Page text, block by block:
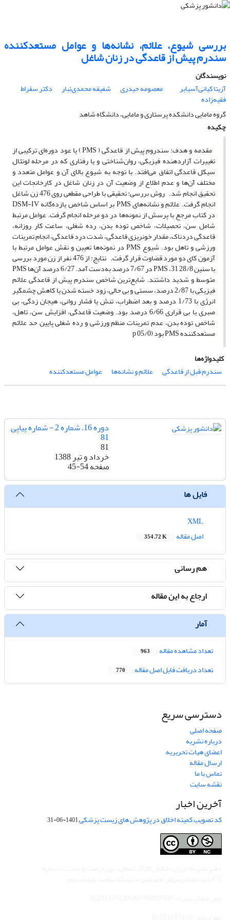
بررسی شیوع، علائم، نشانه‌ها و عوامل مستعد‌کننده
سندرم پیش از قاعدگی در زنان شاغل
نویسندگان
آزیتا کیانی‌آسیابر
معصومه حیدری شفیقه محمدی‌تبار دکتر سقراط
فقیه‌زاده
گروه مامایی دانشکده پرستاری و مامایی، دانشگاه شاهد
چکیده
مقدمه و هدف: سندروم پیش از قاعدگی ( PMS ) یا عود دوره‌ای ترکیبی از
تغییرات آزار‌دهنده فیزیکی، روان‌شناختی و یا رفتاری که در مرحله لوتئال
سیکل قاعدگی اتفاق می‌افتد. با توجه به شیوع بالای آن و عوامل متعدد و
مختلف آن‌ها و عدم اطلاع از وضعیت آن در زنان شاغل در کارخانجات این
تحقیق انجام شد. روش بررسی: تحقیقی با طراحی مقطعی روی 476 زن شاغل
انجام گرفت. علائم و نشانه‌های PMS بر اساس شاخص یازده‌گانه DSM-IV
در کتاب مرجع با پرسش از نمونه‌ها در دو مرحله انجام گرفت. عوامل مرتبط
شامل سن، تحصیلات، شاخص توده بدن، رده شغلی، ساعت کار روزانه،
قاعدگی دردناک، مقدار خونریزی قاعدگی، شدت درد قاعدگی، انجام تمرینات
ورزشی و تاهل بود. شیوع PMS در نمونه‌ها تعیین و نقش عوامل مرتبط با
آزمون کای دو مورد قضاوت قرار گرفت. نتایج: از 476 نفر از زن مورد بررسی
با سنین 28/8 31، PMS در 7/67 درصد به‌دست آمد. 6/27 درصد آن‌ها PMS
متوسط و شدید داشتند. شایع‌ترین شاخص سندرم پیش از قاعدگی علائم
فیزیکی با 2/87 درصد، سستی و بی حالی، زود خسته شدن یا کاهش چشمگیر
انرژی با 1/73 درصد و بعد اضطراب، تنش یا فشار روانی، هیجان زدگی، بی
صبری یا بی قراری 6/66 درصد بود. وضعیت قاعدگی، افزایش سن، تاهل،
شاخص توده بدن، عدم تمرینات منظم ورزشی و رده شغلی پایین حد علائم
مستعد‌کننده PMS بود (05/0 p
کلیدواژه‌ها
سندرم قبل از قاعدگی
علائم و نشانه‌ها عوامل مستعد‌کننده
دوره 16، شماره 2 - شماره پیاپی
81
81
خرداد و تیر 1388
صفحه45-54
فایل ها
اصل مقاله
354.72 K
هم رسانی
ارجاع به این مقاله
آمار
تعداد مشاهده مقاله 963
تعداد دریافت فایل اصل مقاله 770
دسترسی سریع
صفحه اصلی
درباره نشریه
اعضای هیات تحریریه
ارسال مقاله
تماس با ما
نقشه سایت
آخرین اخبار
کد تصویب کمیته اخلاق در پژوهش های زیست پزشکی1401-06-31